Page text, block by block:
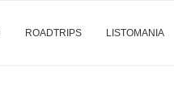
ROADTRIPS LISTOMANIA